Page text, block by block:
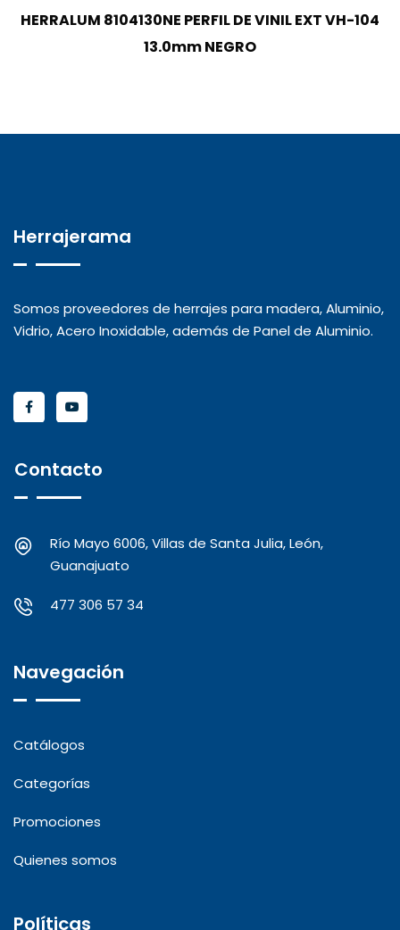
HERRALUM 8104130NE PERFIL DE VINIL EXT VH-104
13.0mm NEGRO
Herrajerama
Somos proveedores de herrajes para madera, Aluminio,
Vidrio, Acero Inoxidable, además de Panel de Aluminio.
Contacto
Río Mayo 6006, Villas de Santa Julia, León,
Guanajuato
477 306 57 34
Navegación
Catálogos
Categorías
Promociones
Quienes somos
Políticas